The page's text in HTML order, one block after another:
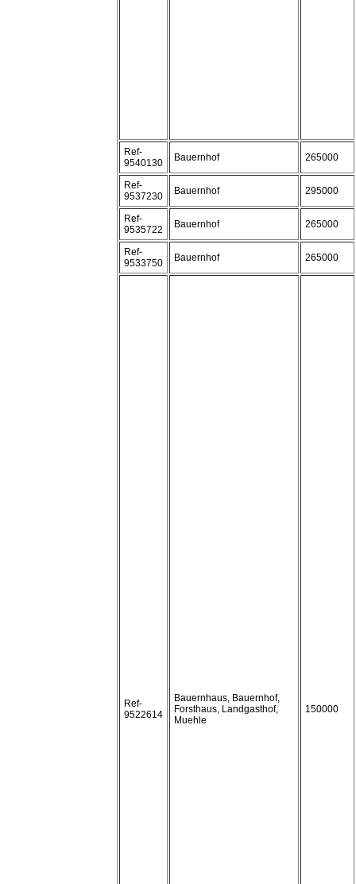
Ref-
9540130
Bauernhof 265000
Ref-
9537230
Bauernhof 295000
Ref-
9535722
Bauernhof 265000
Ref-
9533750
Bauernhof 265000
Ref-
9522614
Bauernhaus, Bauernhof,
Forsthaus, Landgasthof,
Muehle
150000